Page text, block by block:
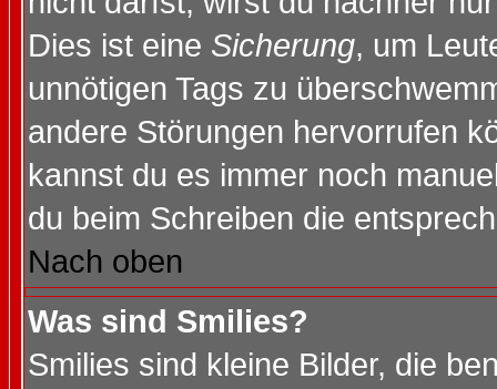
Dies ist eine Sicherung, um
unnötigen Tags zu
andere Störungen hervorrufen
kannst du es immer noch
du beim Schreiben die
Nach oben
Was sind Smilies?
Smilies sind kleine Bilder, die